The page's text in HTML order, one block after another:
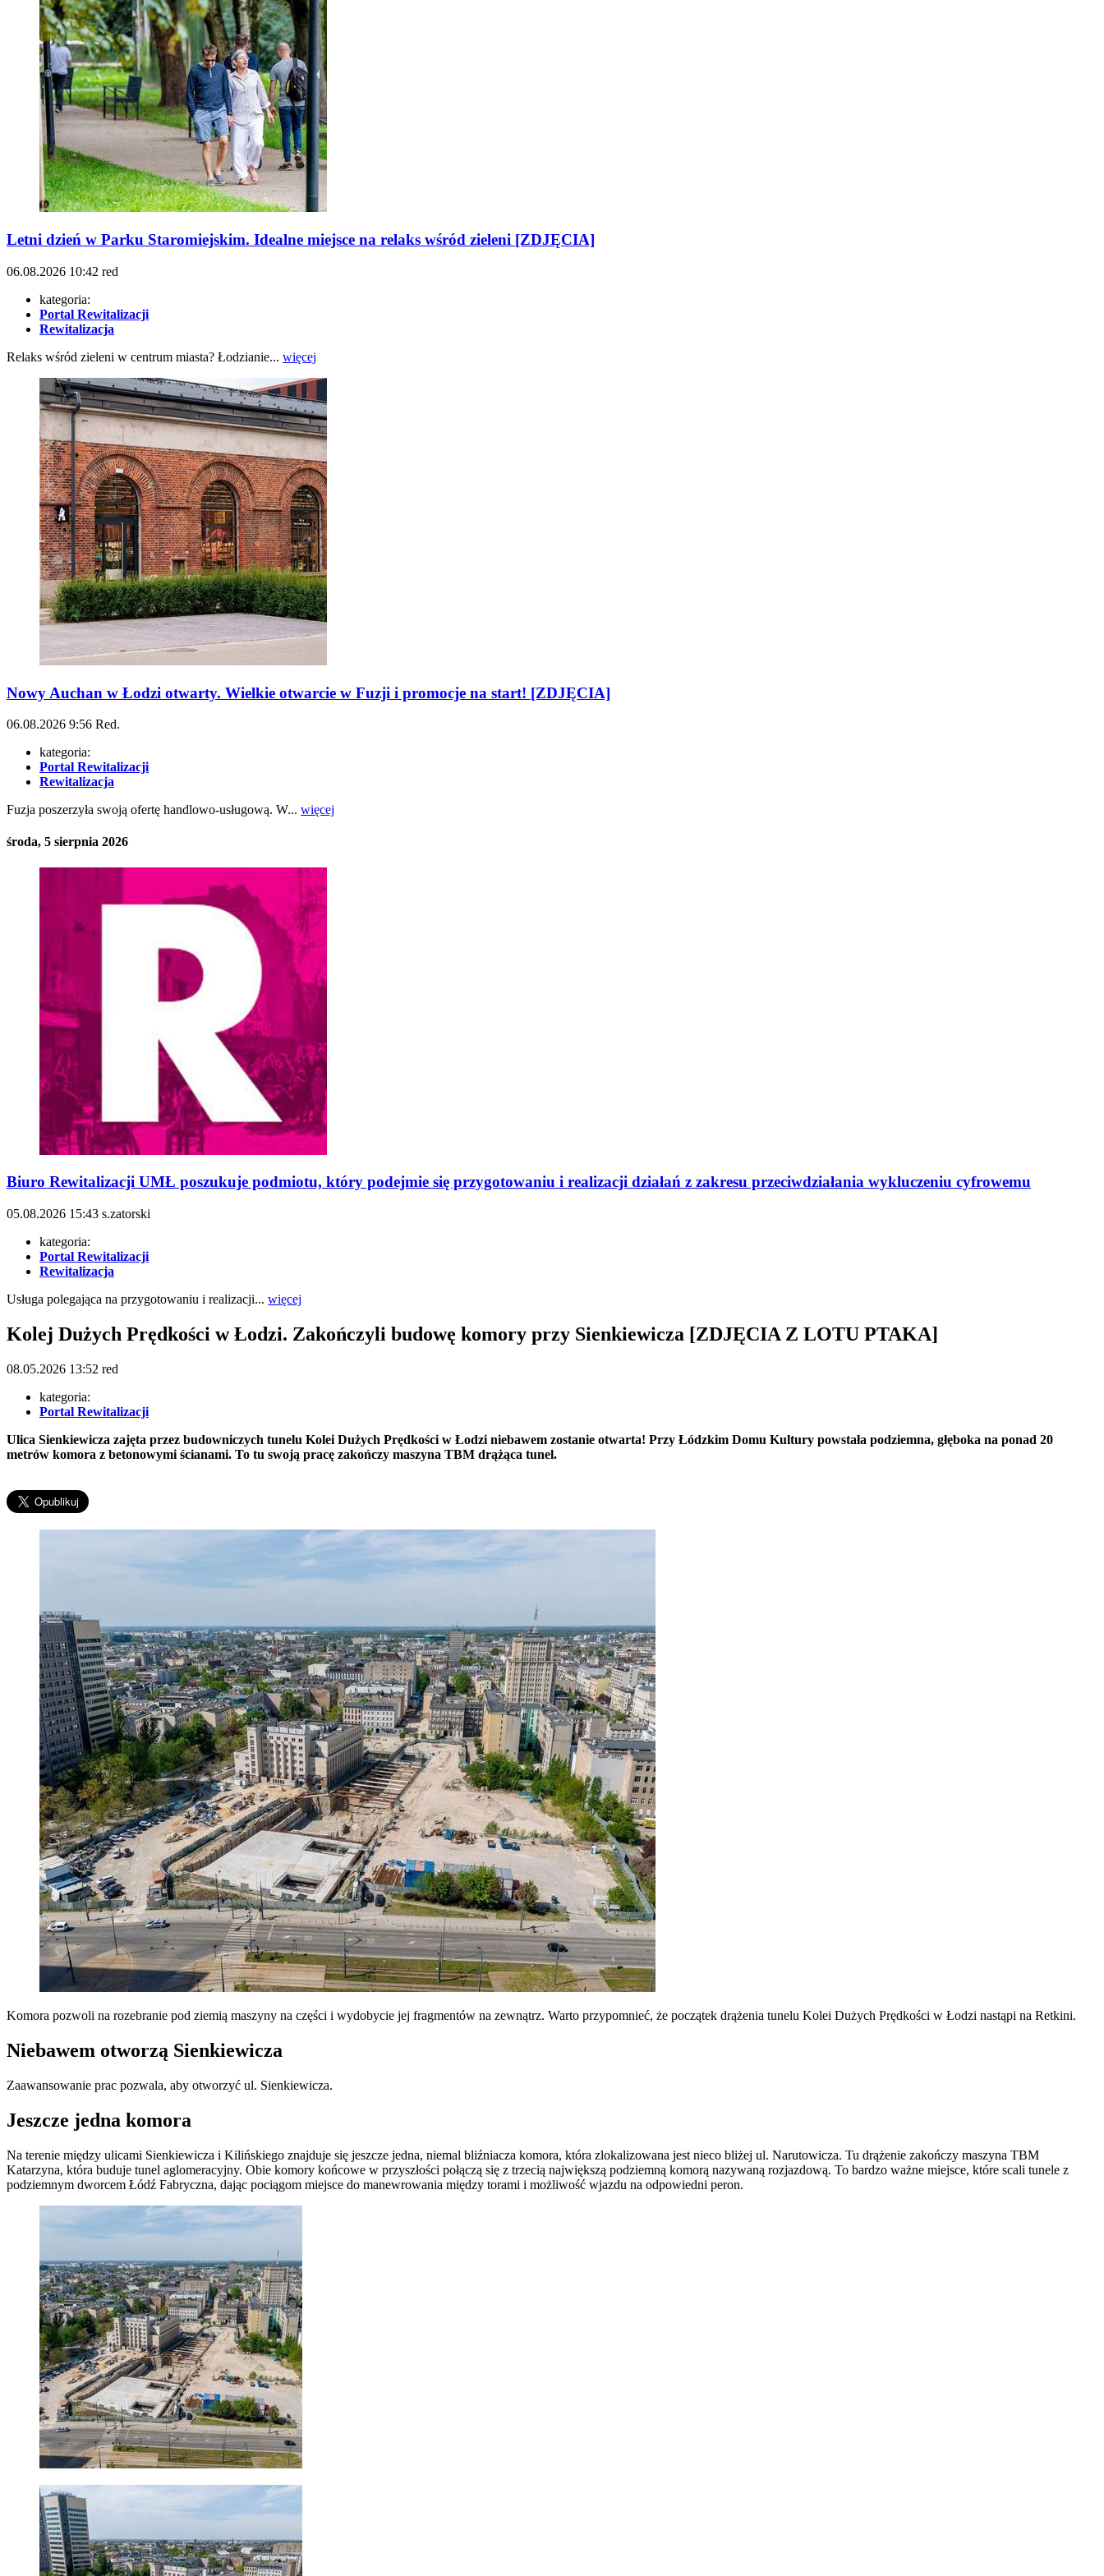
Letni dzień w Parku Staromiejskim. Idealne miejsce na relaks wśród zieleni [ZDJĘCIA]
06.08.2026 10:42 red
kategoria:
Portal Rewitalizacji
Rewitalizacja
Relaks wśród zieleni w centrum miasta? Łodzianie... więcej
Nowy Auchan w Łodzi otwarty. Wielkie otwarcie w Fuzji i promocje na start! [ZDJĘCIA]
06.08.2026 9:56 Red.
kategoria:
Portal Rewitalizacji
Rewitalizacja
Fuzja poszerzyła swoją ofertę handlowo-usługową. W... więcej
środa, 5 sierpnia 2026
Biuro Rewitalizacji UMŁ poszukuje podmiotu, który podejmie się przygotowaniu i realizacji działań z zakresu przeciwdziałania wykluczeniu cyfrowemu
05.08.2026 15:43 s.zatorski
kategoria:
Portal Rewitalizacji
Rewitalizacja
Usługa polegająca na przygotowaniu i realizacji... więcej
Kolej Dużych Prędkości w Łodzi. Zakończyli budowę komory przy Sienkiewicza [ZDJĘCIA Z LOTU PTAKA]
08.05.2026 13:52 red
kategoria:
Portal Rewitalizacji
Ulica Sienkiewicza zajęta przez budowniczych tunelu Kolei Dużych Prędkości w Łodzi niebawem zostanie otwarta! Przy Łódzkim Domu Kultury powstała podziemna, głęboka na ponad 20
metrów komora z betonowymi ścianami. To tu swoją pracę zakończy maszyna TBM drążąca tunel.
Komora pozwoli na rozebranie pod ziemią maszyny na części i wydobycie jej fragmentów na zewnątrz. Warto przypomnieć, że początek drążenia tunelu Kolei Dużych Prędkości w Łodzi nastąpi na Retkini.
Niebawem otworzą Sienkiewicza
Zaawansowanie prac pozwala, aby otworzyć ul. Sienkiewicza.
Jeszcze jedna komora
Na terenie między ulicami Sienkiewicza i Kilińskiego znajduje się jeszcze jedna, niemal bliźniacza komora, która zlokalizowana jest nieco bliżej ul. Narutowicza. Tu drążenie zakończy maszyna TBM
Katarzyna, która buduje tunel aglomeracyjny. Obie komory końcowe w przyszłości połączą się z trzecią największą podziemną komorą nazywaną rozjazdową. To bardzo ważne miejsce, które scali tunele z
podziemnym dworcem Łódź Fabryczna, dając pociągom miejsce do manewrowania między torami i możliwość wjazdu na odpowiedni peron.